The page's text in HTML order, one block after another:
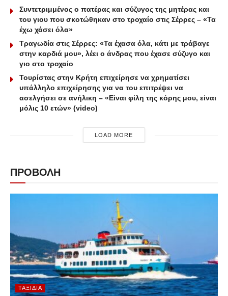
Συντετριμμένος ο πατέρας και σύζυγος της μητέρας και
του γιου που σκοτώθηκαν στο τροχαίο στις Σέρρες – «Τα
έχω χάσει όλα»
Τραγωδία στις Σέρρες: «Τα έχασα όλα, κάτι με τράβαγε
στην καρδιά μου», λέει ο άνδρας που έχασε σύζυγο και
γιο στο τροχαίο
Τουρίστας στην Κρήτη επιχείρησε να χρηματίσει
υπάλληλο επιχείρησης για να του επιτρέψει να
ασελγήσει σε ανήλικη – «Είναι φίλη της κόρης μου, είναι
μόλις 10 ετών» (video)
LOAD MORE
ΠΡΟΒΟΛΗ
ΤΑΞΊΔΙΑ